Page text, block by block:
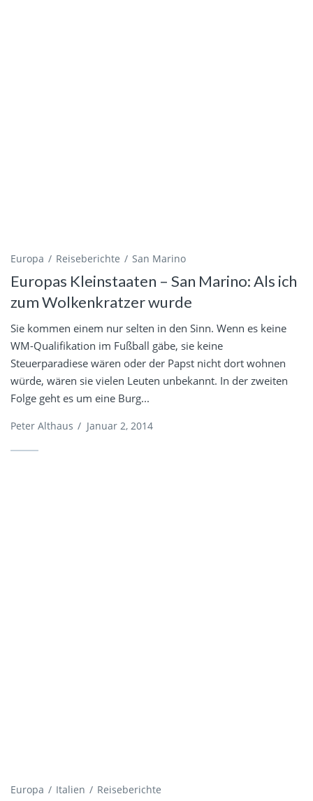
Europa Reiseberichte San Marino
Europas Kleinstaaten – San Marino: Als ich
zum Wolkenkratzer wurde
Sie kommen einem nur selten in den Sinn. Wenn es keine
WM-Qualifikation im Fußball gäbe, sie keine
Steuerparadiese wären oder der Papst nicht dort wohnen
würde, wären sie vielen Leuten unbekannt. In der zweiten
Folge geht es um eine Burg...
Peter Althaus / Januar 2, 2014
Europa Italien Reiseberichte